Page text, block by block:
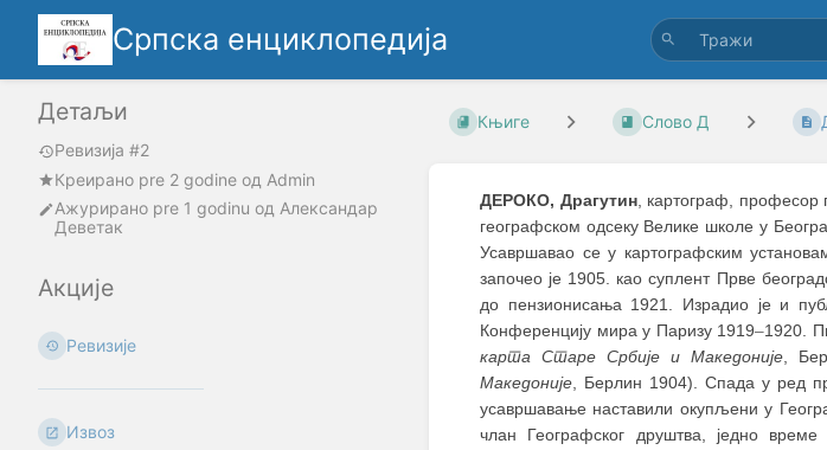
Српска енциклопедија
Детаљи
Ревизија #2
Креирано pre 2 godine oд Admin
Ажурирано pre 1 godinu од Александар
Деветак
Акције
Ревизије
Извоз
Књиге Слово Д
ДЕРОКО, Драгутин, картограф, професор
географском одсеку Велике школе у
Усавршавао се у картографским
започео је 1905. као суплент Прве
до пензионисања 1921. Израдио је и
Конференцију мира у Паризу 1919–1920.
карта Старе Србије и Македоније,
Македоније, Берлин 1904). Спада у ред
усавршавање наставили окупљени у
члан Географског друштва, једно